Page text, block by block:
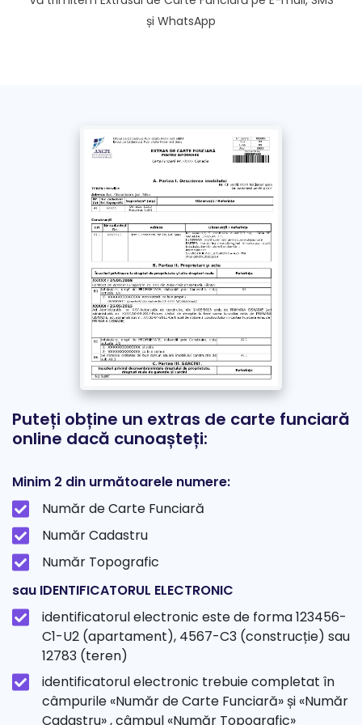
Politica de confidențialitate
Termenii si
Condițiileacestui site. Împuternicesc un
reprezentant Extras-carte-funciara.ro să solicite
în numele meu documentul obținut de la ANCPI
/ OCPI
Plătește cu Cardul >69Lei + TVA
Plătește prinbancă>69Lei+ TVA
și WhatsApp
Puteți obține un extras de carte funciară
online dacă cunoașteți:
Minim 2 din următoarele numere:
Număr de Carte Funciară
Număr Cadastru
Număr Topografic
sau IDENTIFICATORUL ELECTRONIC
identificatorul electronic este de forma 123456-
C1-U2 (apartament), 4567-C3 (construcție) sau
12783 (teren)
identificatorul electronic trebuie completat în
câmpurile «Număr de Carte Funciară» și «Număr
Cadastru» , câmpul «Număr Topografic»